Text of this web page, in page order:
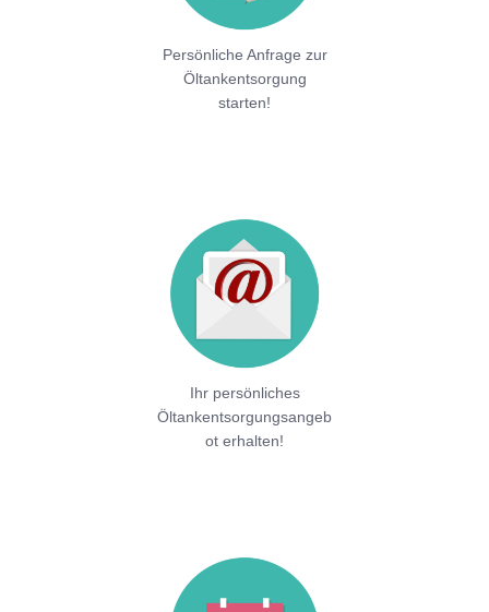
Persönliche Anfrage zur
Öltankentsorgung
starten!
Ihr persönliches
Öltankentsorgungsangeb
ot erhalten!